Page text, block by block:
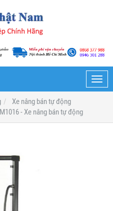
Xe nâng bán tự động
- Xe nâng bán tự động